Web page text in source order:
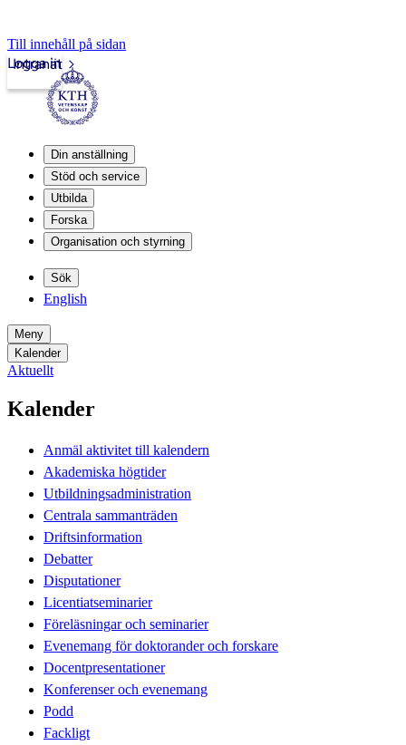
Till innehåll på sidan
Intranät
Logga in
Din anställning
Stöd och service
Utbilda
Forska
Organisation och styrning
Sök
English
Meny
Kalender
Aktuellt
Kalender
Anmäl aktivitet till kalendern
Akademiska högtider
Utbildningsadministration
Centrala sammanträden
Driftsinformation
Debatter
Disputationer
Licentiatseminarier
Föreläsningar och seminarier
Evenemang för doktorander och forskare
Docentpresentationer
Konferenser och evenemang
Podd
Fackligt